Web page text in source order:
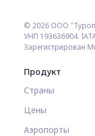
© 2026 ООО
УНП 193636904.
Зарегистрирован
Продукт
Страны
Цены
Аэропорты